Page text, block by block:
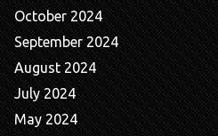
October 2024
September 2024
August 2024
July 2024
May 2024